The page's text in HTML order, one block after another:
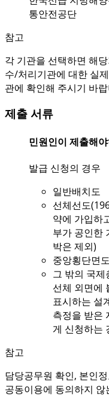
통안전공단
참고
각 기관을 선택하면 해
수/처리기관에 대한 실
관에 확인해 주시기 바
제출 서류
민원인이 제출해
발급 신청의 경우
일반배치도
선체선도
약에 가입하
부가 공인한
박은 제외)
중앙횡단면
그 밖의 국
선체 외면에
표시하는 설
측정을 받은
게 신청하는
참고
담당공무원 확인, 본인
공동이용에 동의하지